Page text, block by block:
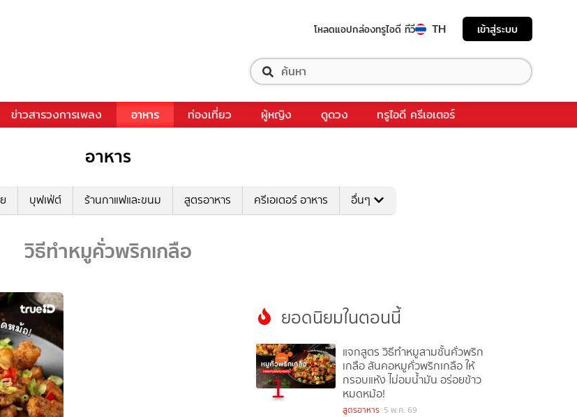
โหลดแอปกล่องทรูไอดี ทีวี TH เข้าสู่ระบบ
ข่าวสารวงการเพลง อาหาร ท่องเที่ยว ผู้หญิง ดูดวง ทรูไอดี ครีเอเตอร์
อาหาร
บุฟเฟ่ต์ ร้านกาแฟและขนม สูตรอาหาร ครีเอเตอร์ อาหาร อื่นๆ
วิธีทำหมูคั่วพริกเกลือ
ยอดนิยมในตอนนี้
1
แจกสูตร วิธีทำหมูสามชั้นคั่วพริก
เกลือ สันคอหมูคั่วพริกเกลือ ให้
กรอบแห้ง ไม่อมน้ำมัน อร่อยข้าว
หมดหม้อ!
สูตรอาหาร 5 พ.ค. 69